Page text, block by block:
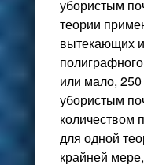
убористым
теории
вытекающих
или мало,
убористым
количеством
для одной
крайней